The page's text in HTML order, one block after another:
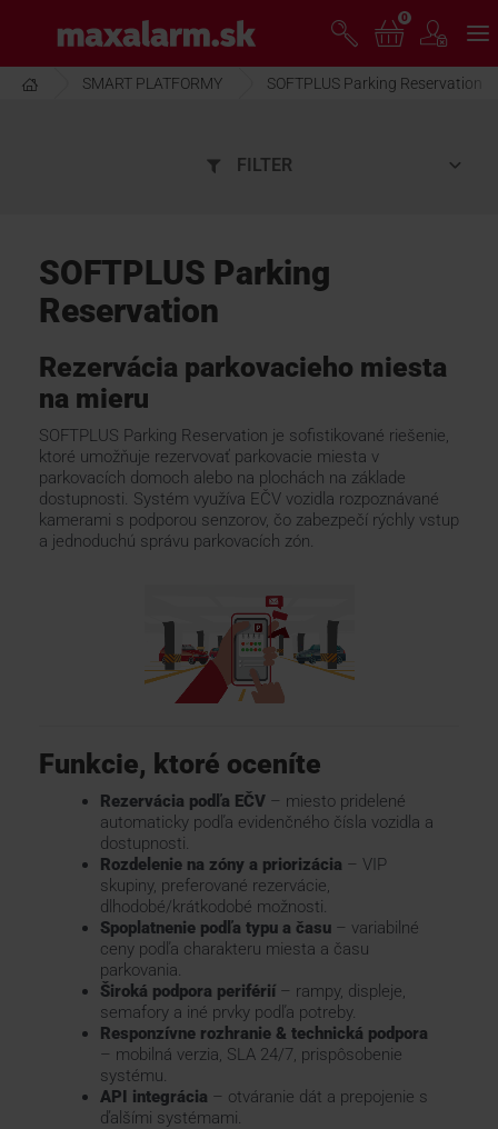
hlavnému
obsahu
www.maxalarm.sk
SPOLOČNOSŤ
ŠKOLENIE
PODPORA
KONTAKTY
0
SMART PLATFORMY SOFTPLUS Parking Reservation
FILTER
SOFTPLUS Parking
Reservation
Rezervácia parkovacieho miesta
na mieru
SOFTPLUS Parking Reservation je sofistikované riešenie,
ktoré umožňuje rezervovať parkovacie miesta v
parkovacích domoch alebo na plochách na základe
dostupnosti. Systém využíva EČV vozidla rozpoznávané
kamerami s podporou senzorov, čo zabezpečí rýchly vstup
a jednoduchú správu parkovacích zón.
Funkcie, ktoré oceníte
Rezervácia podľa EČV – miesto pridelené
automaticky podľa evidenčného čísla vozidla a
dostupnosti.
Rozdelenie na zóny a priorizácia – VIP
skupiny, preferované rezervácie,
dlhodobé/krátkodobé možnosti.
Spoplatnenie podľa typu a času – variabilné
ceny podľa charakteru miesta a času
parkovania.
Široká podpora periférií – rampy, displeje,
semafory a iné prvky podľa potreby.
Responzívne rozhranie & technická podpora
– mobilná verzia, SLA 24/7, prispôsobenie
systému.
API integrácia – otváranie dát a prepojenie s
ďalšími systémami.